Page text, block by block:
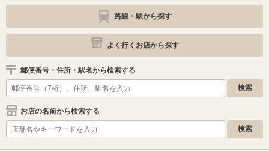
路線・駅から探す
よく行くお店から探す
郵便番号・住所・駅名から検索する
お店の名前から検索する